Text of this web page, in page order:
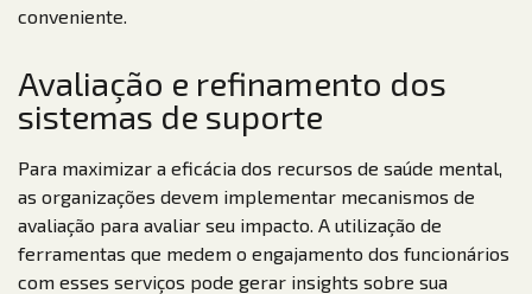
conveniente.
Avaliação e refinamento dos
sistemas de suporte
Para maximizar a eficácia dos recursos de saúde mental,
as organizações devem implementar mecanismos de
avaliação para avaliar seu impacto. A utilização de
ferramentas que medem o engajamento dos funcionários
com esses serviços pode gerar insights sobre sua